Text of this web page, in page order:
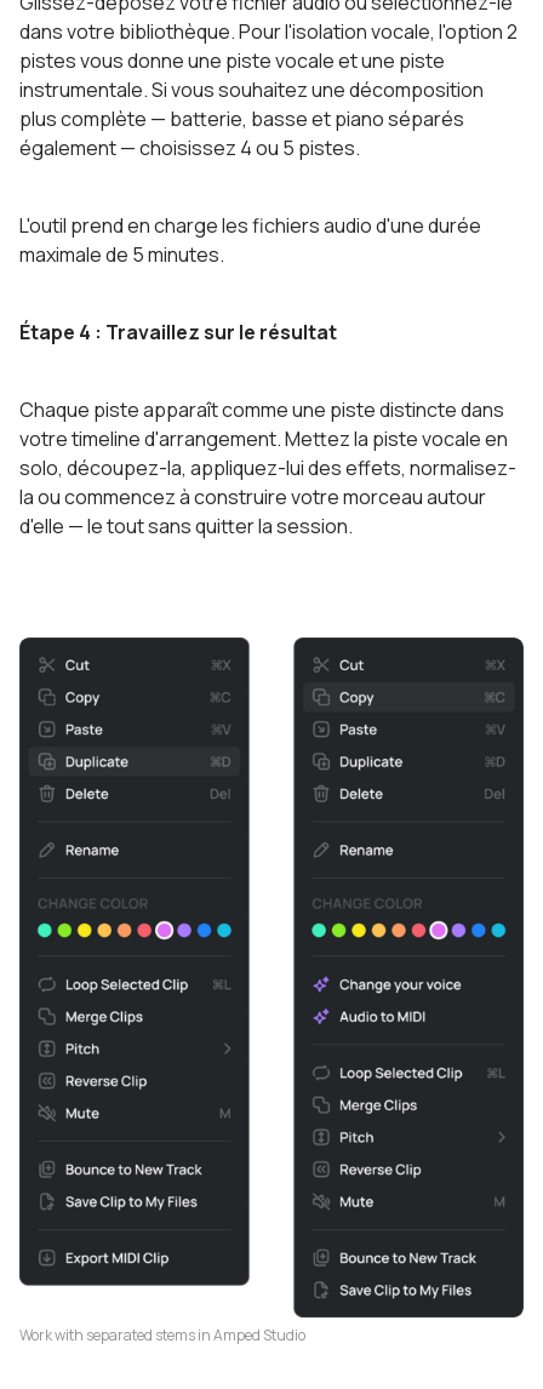
dans votre bibliothèque. Pour l'isolation vocale, l'option 2
pistes vous donne une piste vocale et une piste
instrumentale. Si vous souhaitez une décomposition
plus complète — batterie, basse et piano séparés
également — choisissez 4 ou 5 pistes.
L'outil prend en charge les fichiers audio d'une durée
maximale de 5 minutes.
Étape 4 : Travaillez sur le résultat
Chaque piste apparaît comme une piste distincte dans
votre timeline d'arrangement. Mettez la piste vocale en
solo, découpez-la, appliquez-lui des effets, normalisez-
la ou commencez à construire votre morceau autour
d'elle — le tout sans quitter la session.
Work with separated stems in Amped Studio